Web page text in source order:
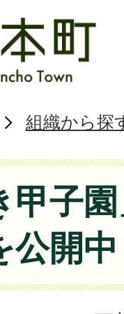
組織から探
甲子
公開中